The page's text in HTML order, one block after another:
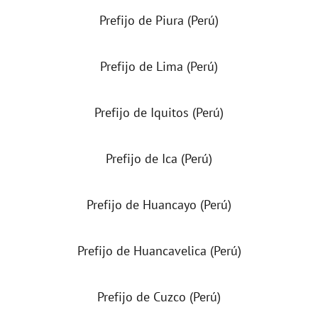
Prefijo de Piura (Perú)
Prefijo de Lima (Perú)
Prefijo de Iquitos (Perú)
Prefijo de Ica (Perú)
Prefijo de Huancayo (Perú)
Prefijo de Huancavelica (Perú)
Prefijo de Cuzco (Perú)